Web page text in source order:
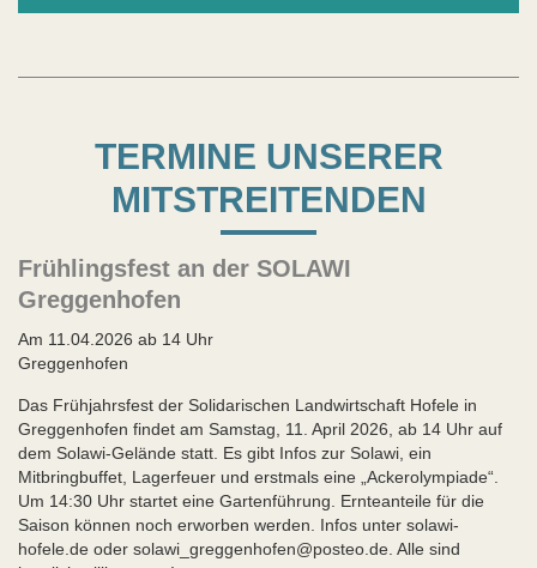
TERMINE UNSERER
MITSTREITENDEN
Frühlingsfest an der SOLAWI
Greggenhofen
Am 11.04.2026 ab 14 Uhr
Greggenhofen
Das Frühjahrsfest der Solidarischen Landwirtschaft Hofele in
Greggenhofen findet am Samstag, 11. April 2026, ab 14 Uhr auf
dem Solawi-Gelände statt. Es gibt Infos zur Solawi, ein
Mitbringbuffet, Lagerfeuer und erstmals eine „Ackerolympiade“.
Um 14:30 Uhr startet eine Gartenführung. Ernteanteile für die
Saison können noch erworben werden. Infos unter solawi-
hofele.de oder solawi_greggenhofen@posteo.de. Alle sind